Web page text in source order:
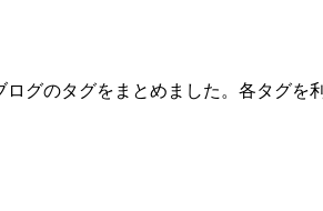
グのタグをまとめました。各タグを